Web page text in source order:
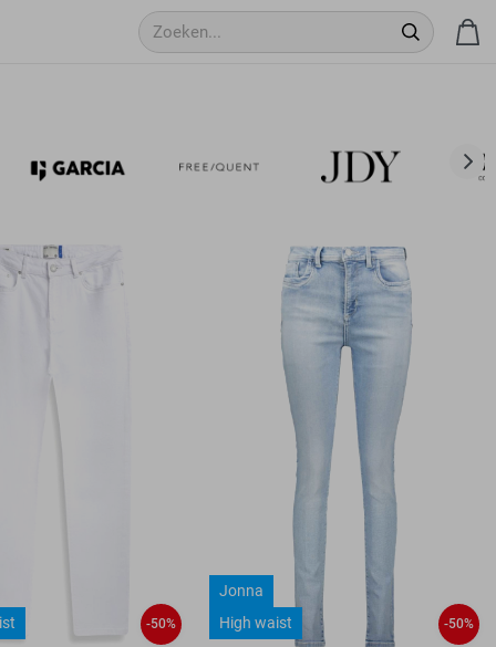
-50%
Jonna
High waist
-50%